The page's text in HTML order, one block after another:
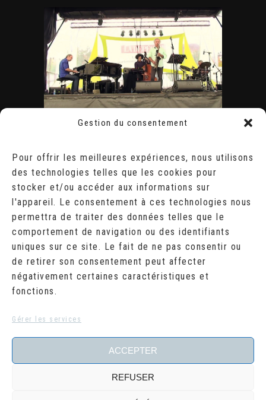
Gestion du consentement
Pour offrir les meilleures expériences, nous utilisons
des technologies telles que les cookies pour
stocker et/ou accéder aux informations sur
l'appareil. Le consentement à ces technologies nous
permettra de traiter des données telles que le
comportement de navigation ou des identifiants
uniques sur ce site. Le fait de ne pas consentir ou
de retirer son consentement peut affecter
négativement certaines caractéristiques et
fonctions.
Gérer les services
ACCEPTER
REFUSER
ÉVÈNEMENTS
AOÛT 2026
L M M J V S
D
1
2
3
4 5 6 7 8
9
10 11 12 13 14 15
16
17
18 19 20 21 22 23
24
25 26 27 28 29 30
« Juil
RECHERCHER
Search